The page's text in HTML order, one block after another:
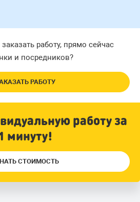
работу, прямо сейчас
и посредников?
РАБОТУ
работу за
минуту!
СТОИМОСТЬ